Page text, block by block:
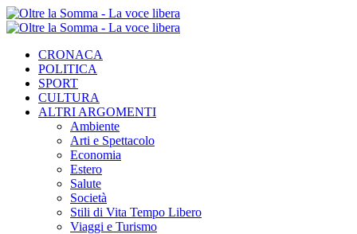
CRONACA
POLITICA
SPORT
CULTURA
ALTRI ARGOMENTI
Ambiente
Arti e Spettacolo
Economia
Estero
Salute
Società
Stili di Vita Tempo Libero
Viaggi e Turismo